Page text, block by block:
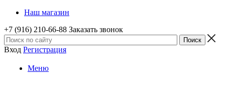
Наш магазин
+7 (916) 210-66-88 Заказать звонок
Вход Регистрация
Меню